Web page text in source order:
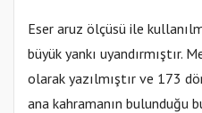
Eser aruz ölçüsü ile
büyük yankı uyandırmıştır.
olarak yazılmıştır ve 173
ana kahramanın bulunduğu